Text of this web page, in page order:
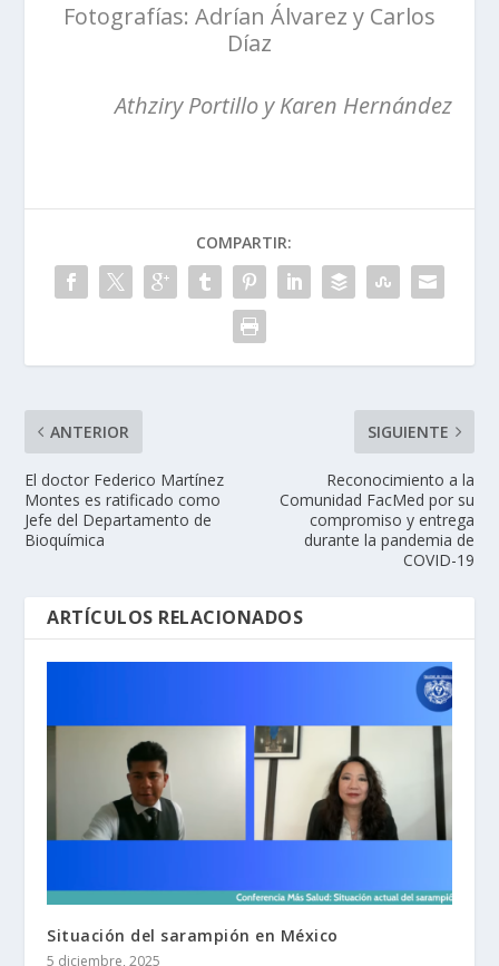
Fotografías: Adrían Álvarez y Carlos
Díaz
Athziry Portillo y Karen Hernández
COMPARTIR:
ANTERIOR
El doctor Federico Martínez
Montes es ratificado como
Jefe del Departamento de
Bioquímica
SIGUIENTE
Reconocimiento a la
Comunidad FacMed por su
compromiso y entrega
durante la pandemia de
COVID-19
ARTÍCULOS RELACIONADOS
Situación del sarampión en México
5 diciembre, 2025